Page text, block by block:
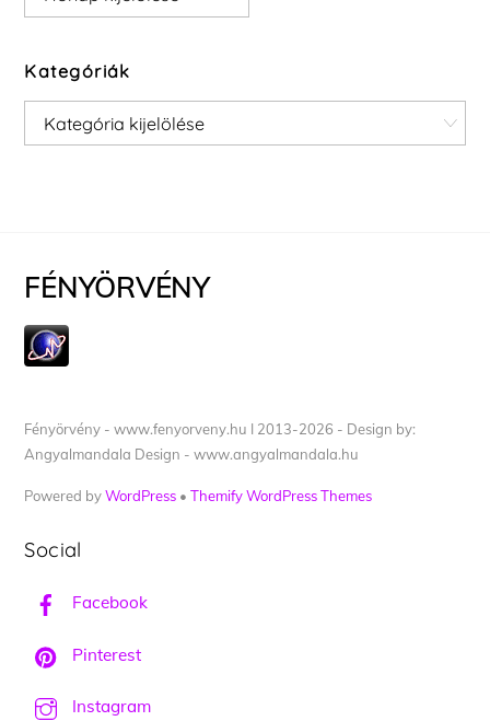
Kategóriák
Kategóriák
FÉNYÖRVÉNY
Fényörvény - www.fenyorveny.hu I 2013-2026 - Design by:
Angyalmandala Design - www.angyalmandala.hu
Powered byWordPress •Themify WordPress Themes
Social
Facebook
Pinterest
Instagram